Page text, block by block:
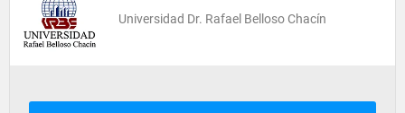
Universidad Dr. Rafael Belloso Chacín